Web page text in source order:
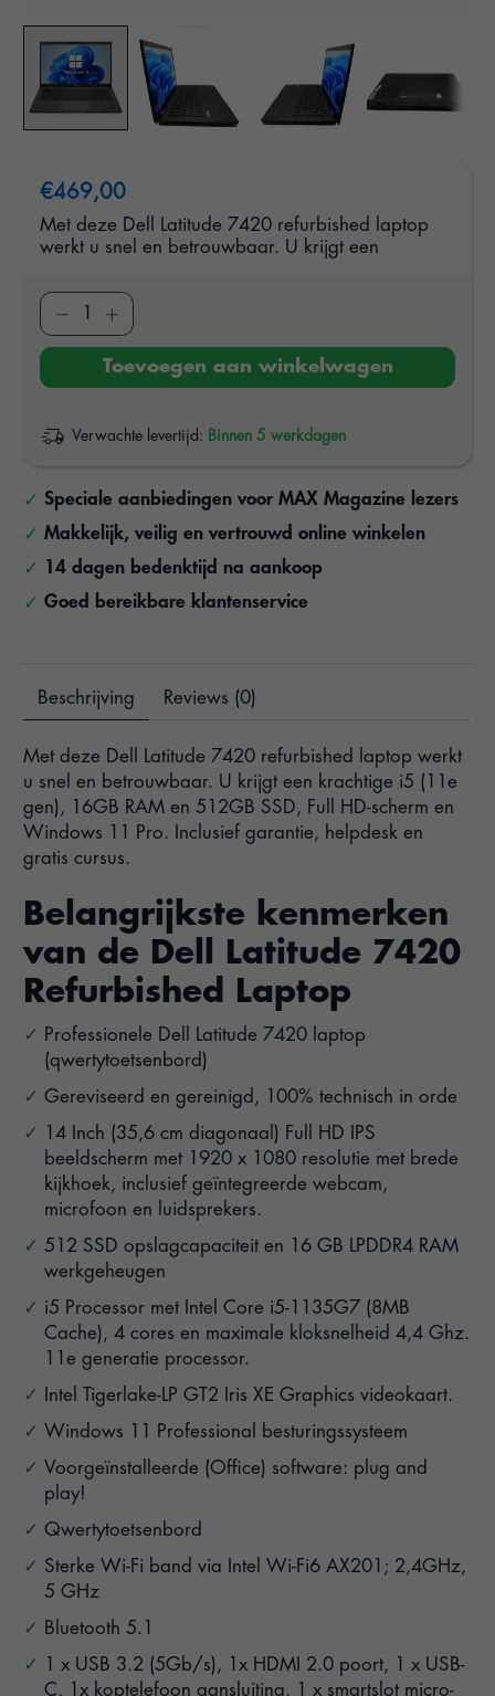
€469,00
Met deze Dell Latitude 7420 refurbished laptop
werkt u snel en betrouwbaar. U krijgt een
Toevoegen aan winkelwagen
Verwachte levertijd: Binnen 5 werkdagen
Speciale aanbiedingen voor MAX Magazine lezers
Makkelijk, veilig en vertrouwd online winkelen
14 dagen bedenktijd na aankoop
Goed bereikbare klantenservice
Beschrijving Reviews (0)
Met deze Dell Latitude 7420 refurbished laptop werkt
u snel en betrouwbaar. U krijgt een krachtige i5 (11e
gen), 16GB RAM en 512GB SSD, Full HD-scherm en
Windows 11 Pro. Inclusief garantie, helpdesk en
gratis cursus.
Belangrijkste kenmerken
van de Dell Latitude 7420
Refurbished Laptop
Professionele Dell Latitude 7420 laptop
(qwertytoetsenbord)
Gereviseerd en gereinigd, 100% technisch in orde
14 Inch (35,6 cm diagonaal) Full HD IPS
beeldscherm met 1920 x 1080 resolutie met brede
kijkhoek, inclusief geïntegreerde webcam,
microfoon en luidsprekers.
512 SSD opslagcapaciteit en 16 GB LPDDR4 RAM
werkgeheugen
i5 Processor met Intel Core i5-1135G7 (8MB
Cache), 4 cores en maximale kloksnelheid 4,4 Ghz.
11e generatie processor.
Intel Tigerlake-LP GT2 Iris XE Graphics videokaart.
Windows 11 Professional besturingssysteem
Voorgeïnstalleerde (Office) software: plug and
play!
Qwertytoetsenbord
Sterke Wi-Fi band via Intel Wi-Fi6 AX201; 2,4GHz,
5 GHz
Bluetooth 5.1
1 x USB 3.2 (5Gb/s), 1x HDMI 2.0 poort, 1 x USB-
C, 1x koptelefoon aansluiting, 1 x smartslot micro-